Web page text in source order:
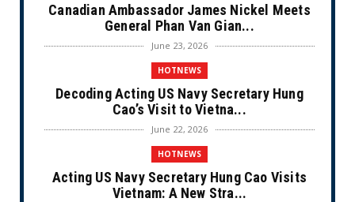
Canadian Ambassador James Nickel Meets
General Phan Van Gian...
June 23, 2026
HOTNEWS
Decoding Acting US Navy Secretary Hung
Cao’s Visit to Vietna...
June 22, 2026
HOTNEWS
Acting US Navy Secretary Hung Cao Visits
Vietnam: A New Stra...